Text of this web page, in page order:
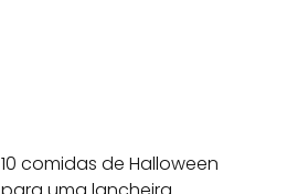
10 comidas de Halloween